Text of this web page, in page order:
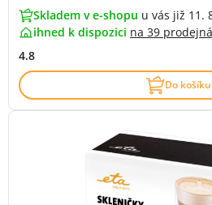
Skladem v e-shopu u vás již 11.
ihned k dispozici na 39
4.8
Do košíku